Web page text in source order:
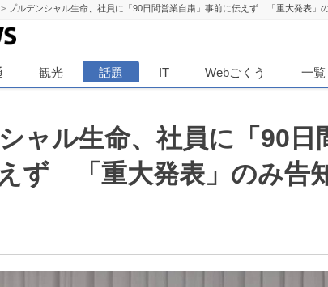
> プルデンシャル生命、社員に「90日間営業自粛」事前に伝えず 「重大発表」
観光 話題 IT Webごくう 一覧
ャル生命、社員に「90日
ず 「重大発表」のみ告